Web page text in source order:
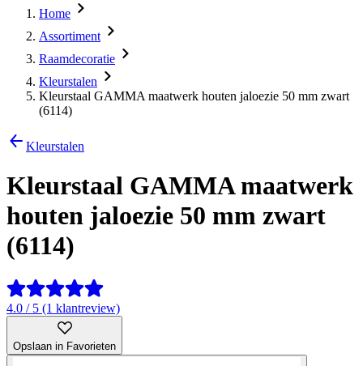
Home
Assortiment
Raamdecoratie
Kleurstalen
Kleurstaal GAMMA maatwerk houten jaloezie 50 mm zwart
(6114)
Kleurstalen
Kleurstaal GAMMA maatwerk
houten jaloezie 50 mm zwart
(6114)
4.0 / 5 (1 klantreview)
Opslaan in Favorieten